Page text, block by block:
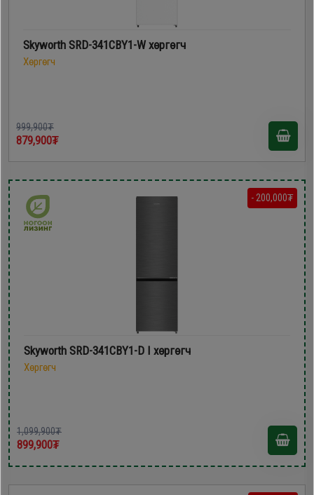
Skyworth SRD-341CBY1-W хөргөгч
Хөргөгч
999,900₮
879,900₮
- 200,000₮
Skyworth SRD-341CBY1-D I хөргөгч
Хөргөгч
1,099,900₮
899,900₮